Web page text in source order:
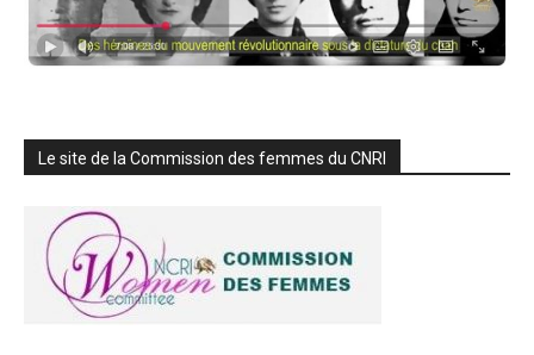
Le site de la Commission des femmes du CNRI